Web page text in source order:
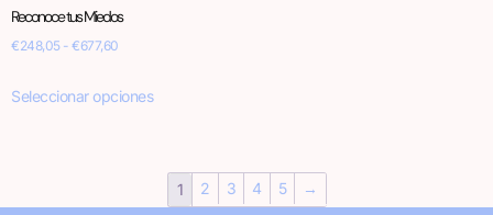
Reconoce tus Miedos
€248,05 - €677,60
Seleccionar opciones
1 2 3 4 5 →